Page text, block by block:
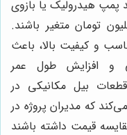
پمپ هیدرولیک یا بازوی
می‌توانند از 3 تا 10 میلیون تومان متغیر باشند.
و کیفیت بالا، باعث
و افزایش طول عمر
بیل مکانیکی در
که مدیران پروژه در
قیمت داشته باشند